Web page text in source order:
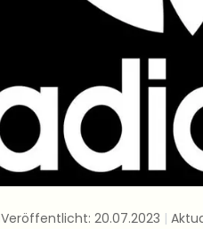
Veröffentlicht: 20.07.2023 |